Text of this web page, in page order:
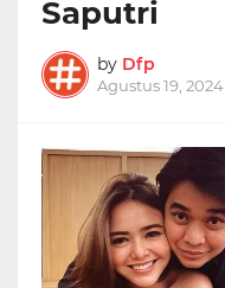
Saputri
by Dfp
Agustus 19, 2024